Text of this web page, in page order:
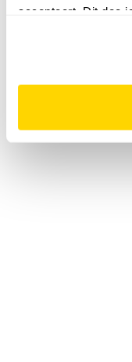
accepteert. Dit doe
website niet